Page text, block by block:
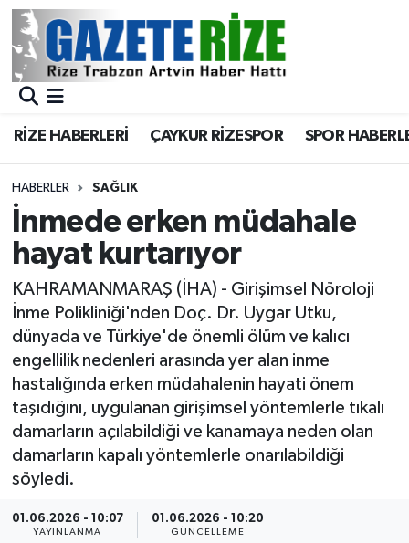
RİZE HABERLERİ ÇAYKUR RİZESPOR SPOR
HABERLER SAĞLIK
İnmede erken müdahale
hayat kurtarıyor
KAHRAMANMARAŞ (İHA) - Girişimsel Nöroloji
İnme Polikliniği'nden Doç. Dr. Uygar Utku,
dünyada ve Türkiye'de önemli ölüm ve kalıcı
engellilik nedenleri arasında yer alan inme
hastalığında erken müdahalenin hayati önem
taşıdığını, uygulanan girişimsel yöntemlerle tıkalı
damarların açılabildiği ve kanamaya neden olan
damarların kapalı yöntemlerle onarılabildiği
söyledi.
01.06.2026 - 10:07
YAYINLANMA
01.06.2026 - 10:20
GÜNCELLEME
BÖLGEMİZ
Asayiş
Rize Jandarma Komutanlığı
Bilim Teknoloji
Advertising news
Canlı Maç
ÇEVRE
Dış Haberler
Dünya
Merkez Nöbetçi Eczaneler
Merkez Trafik Yoğunluk Haritası
Süper Lig Puan Durumu ve Fikstür
Tüm Manşetler
Son Dakika Haberleri